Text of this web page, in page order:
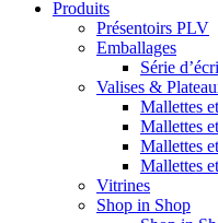
Produits
Présentoirs PLV
Emballages
Série
Valises &
Mallettes
Mallettes
Mallettes
Mallettes
Vitrines
Shop in Shop